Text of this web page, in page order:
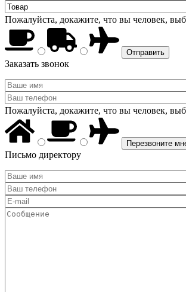
Пожалуйста, докажите, что вы человек,
Заказать звонок
Пожалуйста, докажите, что вы человек,
Письмо директору